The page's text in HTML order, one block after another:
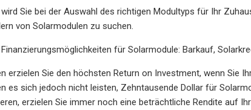
Sie bei der Auswahl des richtigen Modultyps für Ihr
von Solarmodulen zu suchen.
für Solarmodule: Barkauf,
erzielen Sie den höchsten Return on Investment, wenn Sie
es sich jedoch nicht leisten, Zehntausende Dollar für
erzielen Sie immer noch eine beträchtliche Rendite auf